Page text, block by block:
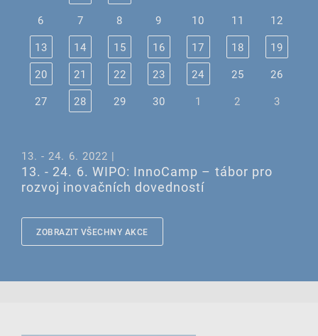
6
7 8 9 10 11
12
13
14 15 16 17 18
19
20
21 22 23 24 25
26
27
28 29 30 1 2 3
13. - 24. 6. 2022 |
13. - 24. 6. WIPO: InnoCamp – tábor pro
rozvoj inovačních dovedností
ZOBRAZIT VŠECHNY AKCE